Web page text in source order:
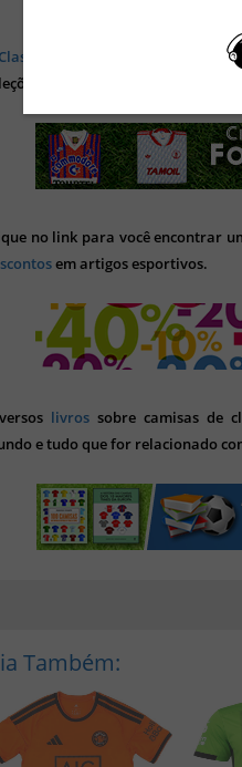
Classic Football Shirts
possui o
). A loja faz entregas no
no link para você encontrar
em artigos esportivos.
livros sobre camisas de
e tudo que for relacionado
Também: